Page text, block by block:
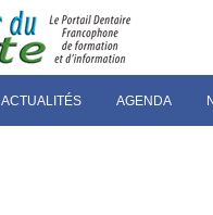
ACTUALITÉS AGENDA